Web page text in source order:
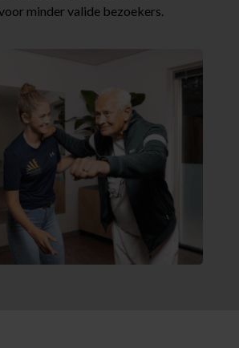
minder valide bezoekers.